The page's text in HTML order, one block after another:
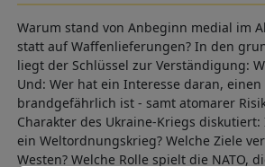
Warum stand von Anbeginn medial im
statt auf Waffenlieferungen? In den
liegt der Schlüssel zur Verständigung:
Und: Wer hat ein Interesse daran,
brandgefährlich ist - samt atomarer
Charakter des Ukraine-Kriegs
ein Weltordnungskrieg? Welche Ziele
Westen? Welche Rolle spielt die NATO,